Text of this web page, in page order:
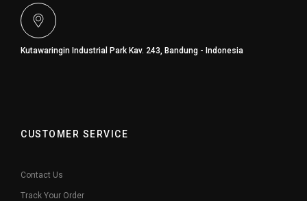
Kutawaringin Industrial Park Kav. 243, Bandung - Indonesia
CUSTOMER SERVICE
Contact Us
Track Your Order